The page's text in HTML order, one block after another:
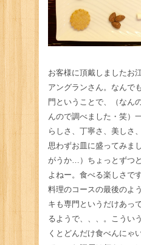
お客様に頂戴しましたお
アングランさん。なんで
門ということで、（なん
んので調べました・笑）
らしさ、丁寧さ、美しさ
思わずお皿に盛ってみま
がうか…）ちょっとずつ
よねー。食べる楽しさで
料理のコースの最後のよ
キも専門というだけあっ
るようで、、、。こうい
くとどんだけ食べんにゃ